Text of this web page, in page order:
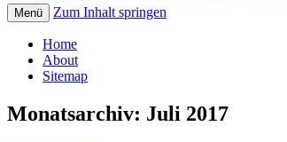
Menü Zum Inhalt springen
Home
About
Sitemap
Monatsarchiv: Juli 2017